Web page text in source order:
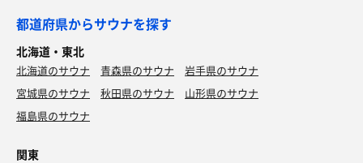
都道府県からサウナを探す
北海道・東北
北海道のサウナ 青森県のサウナ
岩手県のサウナ
宮城県のサウナ
秋田県のサウナ
山形県のサウナ
福島県のサウナ
関東